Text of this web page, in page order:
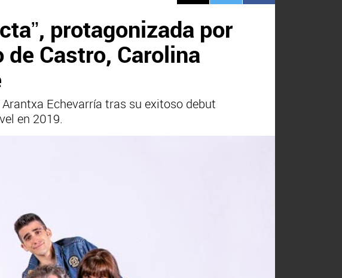
protagonizada por
de Castro, Carolina
Echevarría tras su exitoso debut
en 2019.